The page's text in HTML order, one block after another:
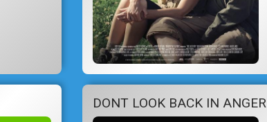
DONT LOOK BACK IN ANGER